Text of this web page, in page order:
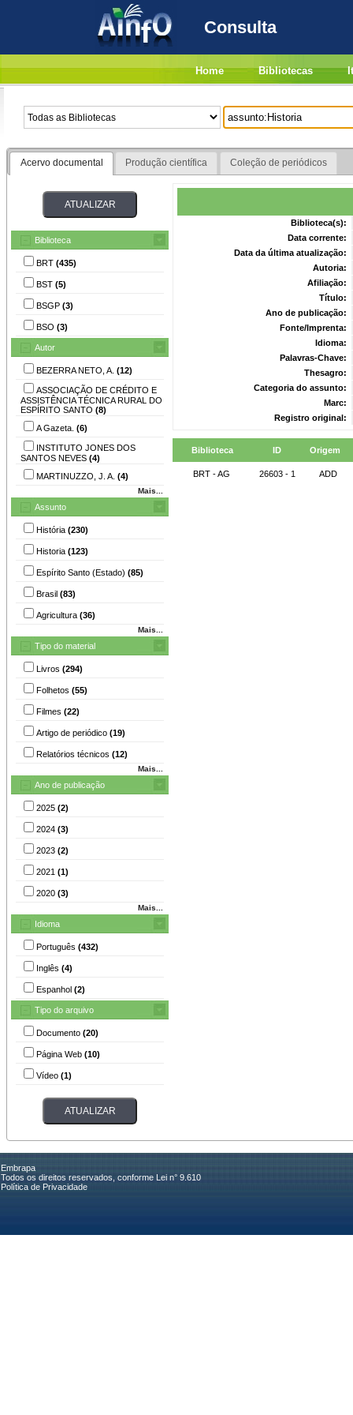
Consulta
Home Bibliotecas
Acervo documental Produção científica Coleção de periódicos
Biblioteca
BRT (435)
BST (5)
BSGP (3)
BSO (3)
Autor
BEZERRA NETO, A. (12)
ASSOCIAÇÃO DE CRÉDITO E
ASSISTÊNCIA TÉCNICA RURAL DO
ESPÍRITO SANTO (8)
A Gazeta. (6)
INSTITUTO JONES DOS
SANTOS NEVES (4)
MARTINUZZO, J. A. (4)
Mais...
Assunto
História (230)
Historia (123)
Espírito Santo (Estado) (85)
Brasil (83)
Agricultura (36)
Mais...
Tipo do material
Livros (294)
Folhetos (55)
Filmes (22)
Artigo de periódico (19)
Relatórios técnicos (12)
Mais...
Ano de publicação
2025 (2)
2024 (3)
2023 (2)
2021 (1)
2020 (3)
Mais...
Idioma
Português (432)
Inglês (4)
Espanhol (2)
Tipo do arquivo
Documento (20)
Página Web (10)
Vídeo (1)
Biblioteca(s):
Data corrente:
Data da última atualização:
Autoria:
Afiliação:
Título:
Ano de publicação:
Fonte/Imprenta:
Idioma:
Palavras-Chave:
Thesagro:
Categoria do assunto:
Marc:
Registro original:
Biblioteca ID Origem
BRT - AG 26603 - 1 ADD
Embrapa
Todos os direitos reservados, conforme Lei n° 9.610
Política de Privacidade